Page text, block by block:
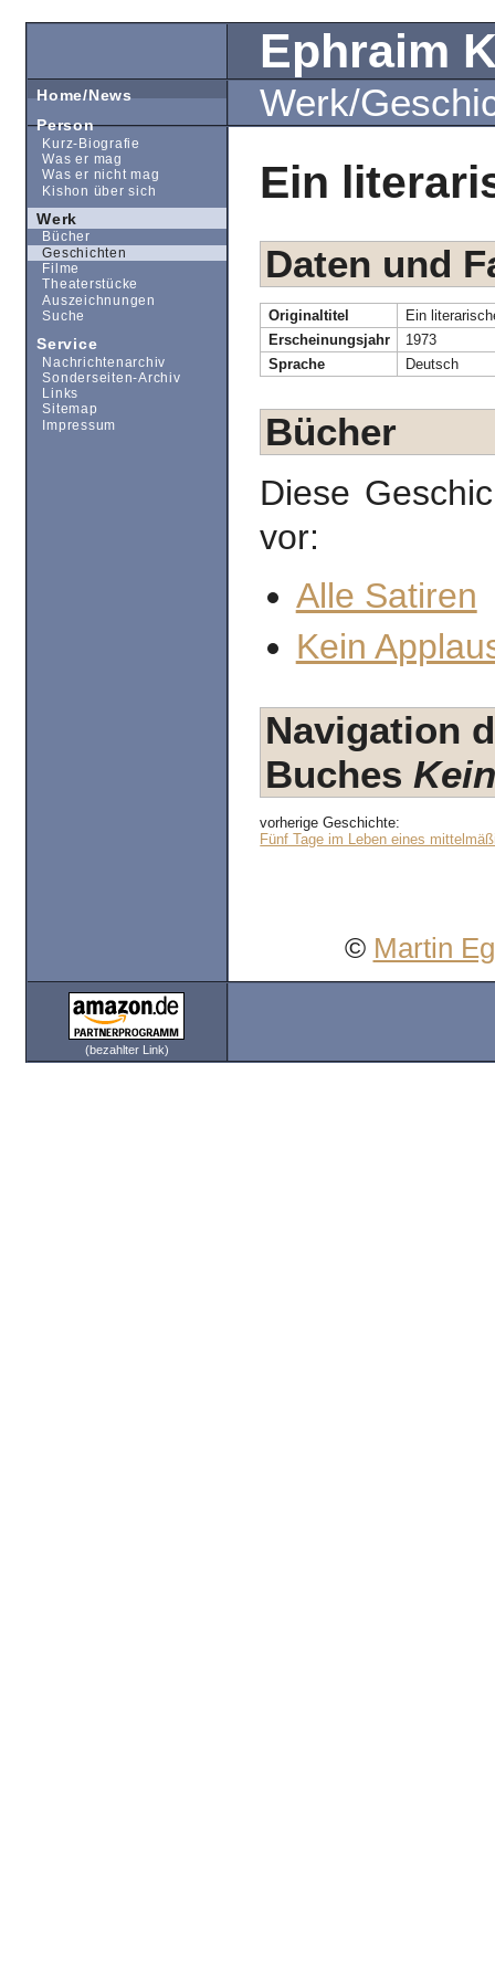
Ephraim
Werk/
Ein
Daten und
Originaltitel
Ein
Erscheinungsjahr
1973
Sprache
Deutsch
Bücher
Diese
vor:
Alle Satiren
Kein
Navigation
Buches
vorherige Geschichte:
Fünf Tage im Leben eines
© Martin
(bezahlter Link)
Home/News
Person
Kurz-Biografie
Was er mag
Was er nicht mag
Kishon über sich
Werk
Bücher
Geschichten
Filme
Theaterstücke
Auszeichnungen
Suche
Service
Nachrichtenarchiv
Sonderseiten-Archiv
Links
Sitemap
Impressum